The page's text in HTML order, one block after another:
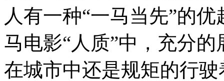
人有一种“一马当先”的
马电影“人质”中，充分
在城市中还是规矩的行